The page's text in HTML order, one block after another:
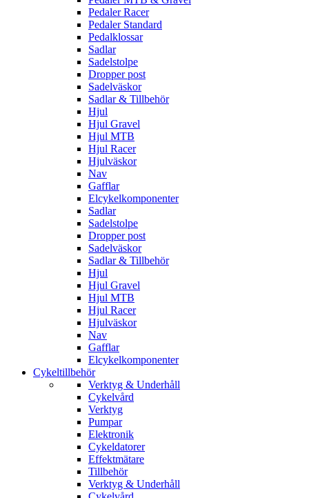
Pedaler Racer
Pedaler Standard
Pedalklossar
Sadlar
Sadelstolpe
Dropper post
Sadelväskor
Sadlar & Tillbehör
Hjul
Hjul Gravel
Hjul MTB
Hjul Racer
Hjulväskor
Nav
Gafflar
Elcykelkomponenter
Sadlar
Sadelstolpe
Dropper post
Sadelväskor
Sadlar & Tillbehör
Hjul
Hjul Gravel
Hjul MTB
Hjul Racer
Hjulväskor
Nav
Gafflar
Elcykelkomponenter
Cykeltillbehör
Verktyg & Underhåll
Cykelvård
Verktyg
Pumpar
Elektronik
Cykeldatorer
Effektmätare
Tillbehör
Verktyg & Underhåll